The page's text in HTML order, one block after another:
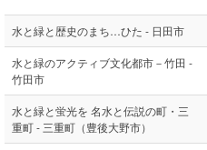
水と緑と歴史のまち…ひた - 日田市
水と緑のアクティブ文化都市－竹田 -
竹田市
水と緑と蛍光を 名水と伝説の町・三
重町 - 三重町（豊後大野市）